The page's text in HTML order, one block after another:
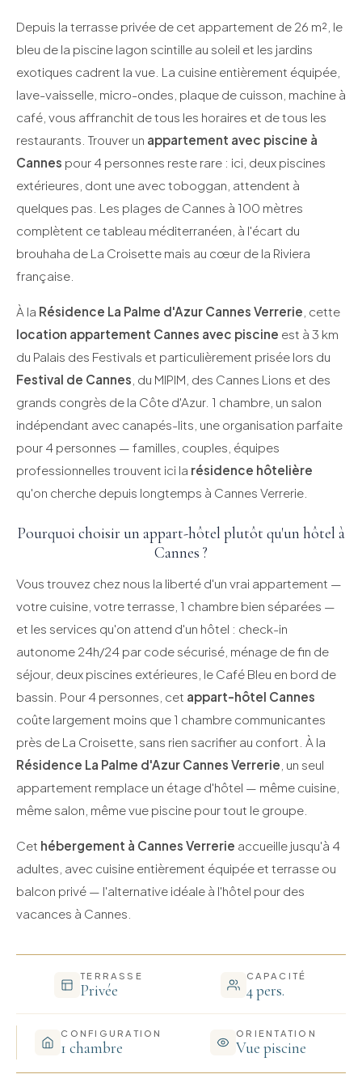
Depuis la terrasse privée de cet appartement de 26 m², le
bleu de la piscine lagon scintille au soleil et les jardins
exotiques cadrent la vue. La cuisine entièrement équipée,
lave-vaisselle, micro-ondes, plaque de cuisson, machine à
café, vous affranchit de tous les horaires et de tous les
restaurants. Trouver un appartement avec piscine à
Cannes pour 4 personnes reste rare : ici, deux piscines
extérieures, dont une avec toboggan, attendent à
quelques pas. Les plages de Cannes à 100 mètres
complètent ce tableau méditerranéen, à l'écart du
brouhaha de La Croisette mais au cœur de la Riviera
française.
À la Résidence La Palme d'Azur Cannes Verrerie , cette
location appartement Cannes avec piscine est à 3 km
du Palais des Festivals et particulièrement prisée lors du
Festival de Cannes , du MIPIM, des Cannes Lions et des
grands congrès de la Côte d'Azur. 1 chambre, un salon
indépendant avec canapés-lits, une organisation parfaite
pour 4 personnes — familles, couples, équipes
professionnelles trouvent ici la résidence hôtelière
qu'on cherche depuis longtemps à Cannes Verrerie.
Pourquoi choisir un appart-hôtel plutôt qu'un hôtel à
Cannes ?
Vous trouvez chez nous la liberté d'un vrai appartement —
votre cuisine, votre terrasse, 1 chambre bien séparées —
et les services qu'on attend d'un hôtel : check-in
autonome 24h/24 par code sécurisé, ménage de fin de
séjour, deux piscines extérieures, le Café Bleu en bord de
bassin. Pour 4 personnes, cet appart-hôtel Cannes
coûte largement moins que 1 chambre communicantes
près de La Croisette, sans rien sacrifier au confort. À la
Résidence La Palme d'Azur Cannes Verrerie , un seul
appartement remplace un étage d'hôtel — même cuisine,
même salon, même vue piscine pour tout le groupe.
Cet hébergement à Cannes Verrerie accueille jusqu'à 4
adultes, avec cuisine entièrement équipée et terrasse ou
balcon privé — l'alternative idéale à l'hôtel pour des
vacances à Cannes.
TERRASSE
Privée
CAPACITÉ
4 pers.
CONFIGURATION
1 chambre
ORIENTATION
Vue piscine